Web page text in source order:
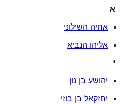
א
אחיה השילוני
אליהו הנביא
י
יהושע בן נון
יחזקאל בן בוזי